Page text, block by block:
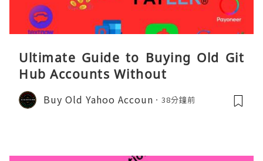
Ultimate Guide to Buying Old Git
Hub Accounts Without
Buy Old Yahoo Accoun 38分鐘前